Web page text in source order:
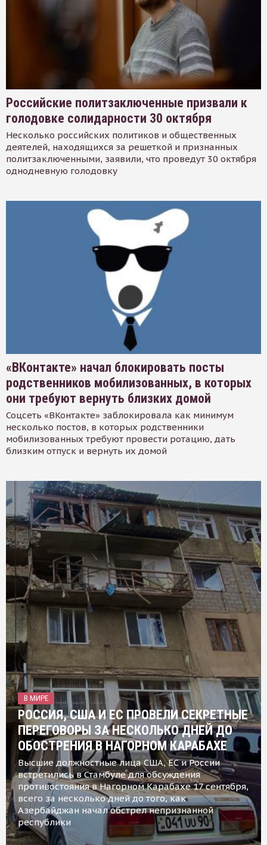
Российские политзаключенные призвали к
голодовке солидарности 30 октября
Несколько российских политиков и общественных
деятелей, находящихся за решеткой и признанных
политзаключенными, заявили, что проведут 30 октября
однодневную голодовку
«ВКонтакте» начал блокировать посты
родственников мобилизованных, в которых
они требуют вернуть близких домой
Соцсеть «ВКонтакте» заблокировала как минимум
несколько постов, в которых родственники
мобилизованных требуют провести ротацию, дать
близким отпуск и вернуть их домой
В МИРЕ
РОССИЯ, США И ЕС ПРОВЕЛИ СЕКРЕТНЫЕ
ПЕРЕГОВОРЫ ЗА НЕСКОЛЬКО ДНЕЙ ДО
ОБОСТРЕНИЯ В НАГОРНОМ КАРАБАХЕ
Высшие должностные лица США, ЕС и России
встретились в Стамбуле для обсуждения
противостояния в Нагорном Карабахе 17 сентября,
всего за несколько дней до того, как
Азербайджан начал обстрел непризнанной
республики